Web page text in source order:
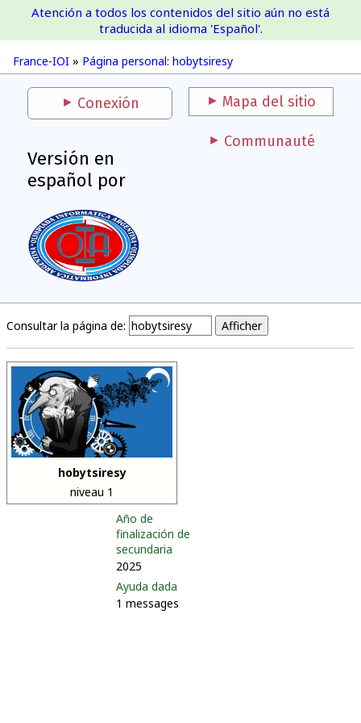
France-IOI
France-IOI » Página personal: hobytsiresy
Atención a todos los contenidos del sitio aún no está
traducida al idioma 'Español'.
Conexión Mapa del sitio
Versión en
español por
Communauté
Consultar la página de:
hobytsiresy
niveau 1
Año de
finalización de
secundaria
2025
Ayuda dada
1 messages